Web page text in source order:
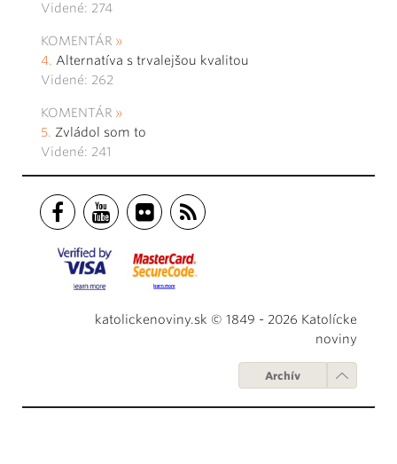
Videné: 274
KOMENTÁR
Alternatíva s trvalejšou kvalitou
Videné: 262
KOMENTÁR
Zvládol som to
Videné: 241
katolickenoviny.sk © 1849 - 2026 Katolícke
noviny
Archív